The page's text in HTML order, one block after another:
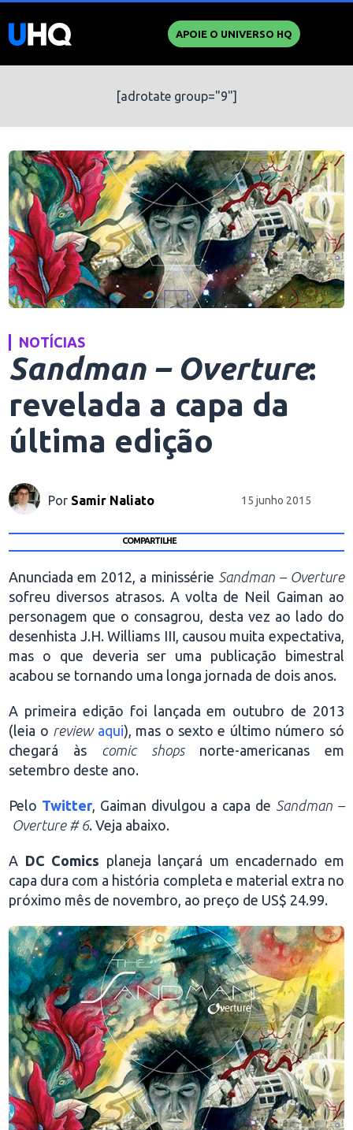
APOIE O UNIVERSO HQ
[adrotate group="9"]
NOTÍCIAS
Sandman – Overture:
revelada a capa da
última edição
Por Samir Naliato 15 junho 2015
COMPARTILHE
Anunciada em 2012, a minissérie Sandman – Overture
sofreu diversos atrasos. A volta de Neil Gaiman ao
personagem que o consagrou, desta vez ao lado do
desenhista J.H. Williams III, causou muita expectativa,
mas o que deveria ser uma publicação bimestral
acabou se tornando uma longa jornada de dois anos.
A primeira edição foi lançada em outubro de 2013
(leia o review aqui), mas o sexto e último número só
chegará às comic shopsnorte-americanas em
setembro deste ano.
Pelo Twitter, Gaiman divulgou a capa de Sandman –
Overture # 6. Veja abaixo.
A DC Comics planeja lançará um encadernado em
capa dura com a história completa e material extra no
próximo mês de novembro, ao preço de US$ 24.99.